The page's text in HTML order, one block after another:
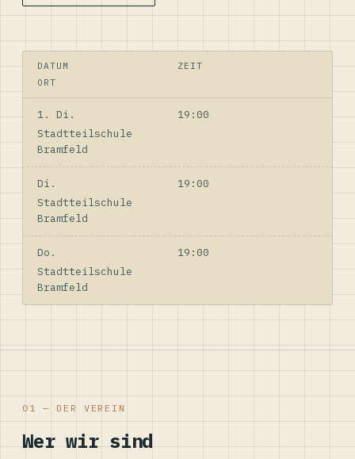
DATUM
ZEIT
ORT
1. Di.
19:00
Stadtteilschule
Bramfeld
Di.
19:00
Stadtteilschule
Bramfeld
Do.
19:00
Stadtteilschule
Bramfeld
01 — DER VEREIN
Wer wir sind